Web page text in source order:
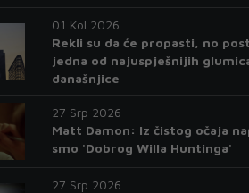
01 Kol 2026
Rekli su da će propasti, no
jedna od najuspješnijih
današnjice
27 Srp 2026
Matt Damon: Iz čistog očaja
smo 'Dobrog Willa Huntinga'
27 Srp 2026